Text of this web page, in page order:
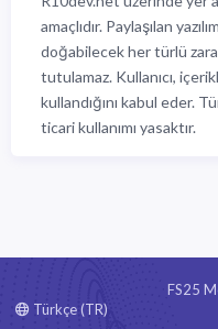
amaçlıdır. Paylaşılan
doğabilecek her türlü
tutulamaz. Kullanıcı,
kullandığını kabul eder.
ticari kullanımı yasaktır.
FS25
Türkçe (TR)